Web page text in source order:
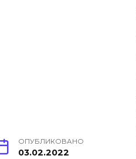
ОПУБЛИКОВАНО
03.02.2022